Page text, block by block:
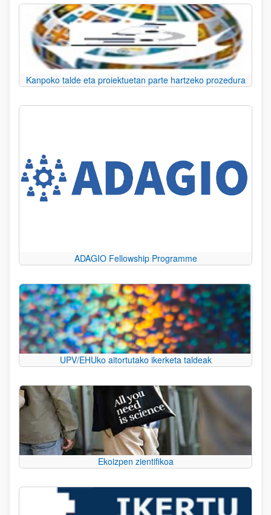
Kanpoko talde eta proiektuetan parte hartzeko prozedura
ADAGIO Fellowship Programme
UPV/EHUko aitortutako ikerketa taldeak
Ekoizpen zientifikoa